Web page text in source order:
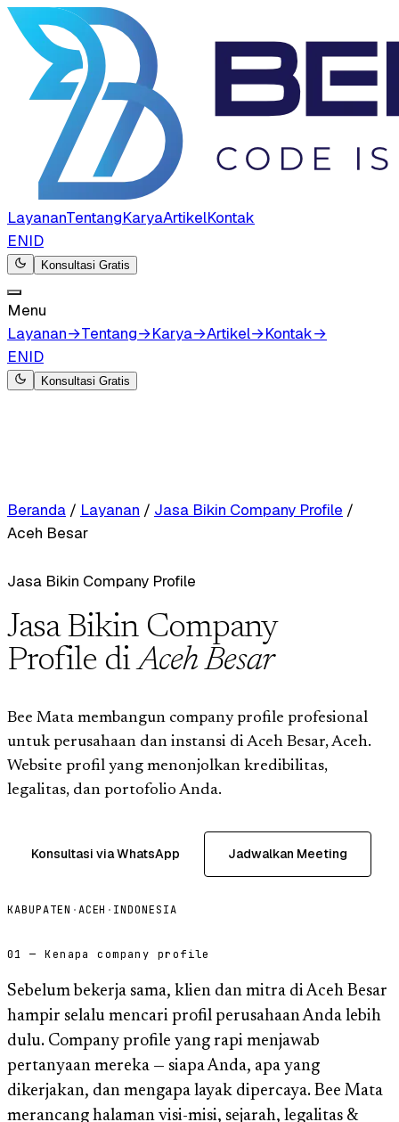
LayananTentangKaryaArtikelKontak
ENID
Konsultasi Gratis
Menu
Layanan→Tentang→Karya→Artikel→Kontak→
ENID
Konsultasi Gratis
Beranda / Layanan / Jasa Bikin Company Profile /
Aceh Besar
Jasa Bikin Company Profile
Jasa Bikin Company
Profile diAceh Besar
Bee Mata membangun company profile profesional
untuk perusahaan dan instansi di Aceh Besar, Aceh.
Website profil yang menonjolkan kredibilitas,
legalitas, dan portofolio Anda.
Konsultasi via WhatsApp Jadwalkan Meeting
KABUPATEN ·ACEH · INDONESIA
01 — Kenapa company profile
Sebelum bekerja sama, klien dan mitra di Aceh Besar
hampir selalu mencari profil perusahaan Anda lebih
dulu. Company profile yang rapi menjawab
pertanyaan mereka — siapa Anda, apa yang
dikerjakan, dan mengapa layak dipercaya. Bee Mata
merancang halaman visi-misi, sejarah, legalitas &